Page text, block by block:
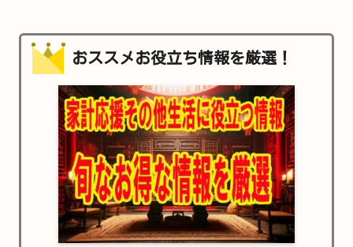
おススメお役立ち情報を厳選！